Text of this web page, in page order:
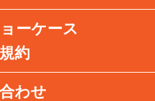
ーケース
約
わせ